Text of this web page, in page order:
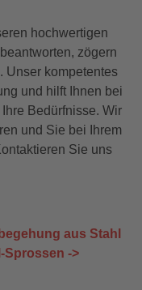
geeignet
hochwertigen
zögern
Unser kompetentes
und hilft Ihnen bei
Bedürfnisse. Wir
und Sie bei Ihrem
Sie uns
aus Stahl
Sprossen ->